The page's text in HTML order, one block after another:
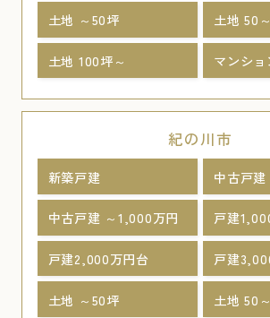
土地 ～50坪 土地 50
土地 100坪～ マンショ
紀の川市
新築戸建 中古戸建
中古戸建 ～1,000万円 戸建
戸建2,000万円台 戸建
土地 ～50坪 土地 50